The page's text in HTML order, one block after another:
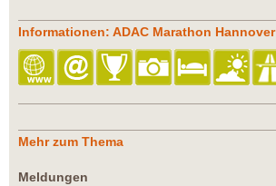
Informationen: ADAC Marathon Hannover
Mehr zum Thema
Meldungen